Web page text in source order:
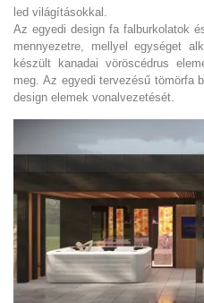
led világításokkal.
Az egyedi design fa falburkolatok
mennyezetre, mellyel egységet
készült kanadai vöröscédrus
meg. Az egyedi tervezésű tömörfa
design elemek vonalvezetését.